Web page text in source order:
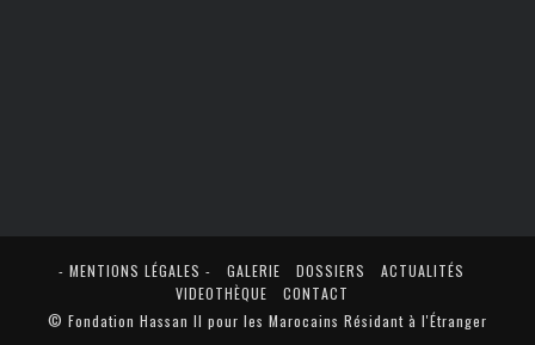
- MENTIONS LÉGALES - GALERIE DOSSIERS
ACTUALITÉS
VIDEOTHÈQUE
CONTACT
© Fondation Hassan II pour les Marocains Résidant à l'Étranger